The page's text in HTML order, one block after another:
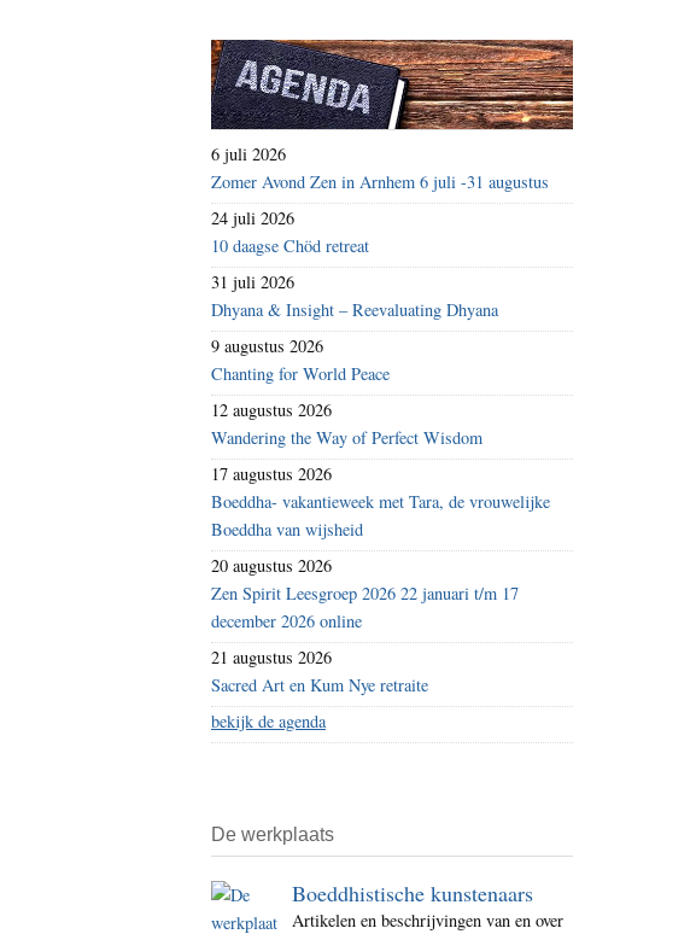
6 juli 2026
Zomer Avond Zen in Arnhem 6 juli -31 augustus
24 juli 2026
10 daagse Chöd retreat
31 juli 2026
Dhyana & Insight – Reevaluating Dhyana
9 augustus 2026
Chanting for World Peace
12 augustus 2026
Wandering the Way of Perfect Wisdom
17 augustus 2026
Boeddha- vakantieweek met Tara, de vrouwelijke
Boeddha van wijsheid
20 augustus 2026
Zen Spirit Leesgroep 2026 22 januari t/m 17
december 2026 online
21 augustus 2026
Sacred Art en Kum Nye retraite
bekijk de agenda
De werkplaats
Boeddhistische kunstenaars
Artikelen en beschrijvingen van en over